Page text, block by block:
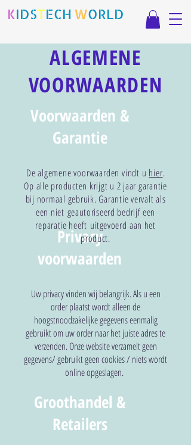
KIDSTECH WORLD
ALGEMENE
VOORWAARDEN
Voorwaarden &
Garantie
Uw privacy vinden wij belangrijk. Als u een
order plaatst wordt alleen de
hoogstnoodzakelijke gegevens eenmalig
gebruikt om uw order naar het juiste adres te
verzenden. Onze website verzamelt geen
gegevens/ gebruikt geen cookies / niets wordt
online opgeslagen.
Privacy
voorwaarden
De algemene voorwaarden vindt u hier.
Op alle producten krijgt u 2 jaar garantie
bij normaal gebruik. Garantie vervalt als
een niet geautoriseerd bedrijf een
reparatie heeft uitgevoerd aan het
product.
Groothandel &
Retailers